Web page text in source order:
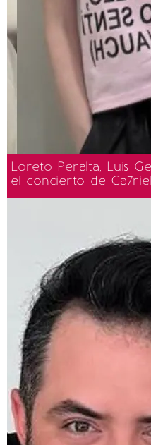
Loreto Peralta, Luis
el concierto de